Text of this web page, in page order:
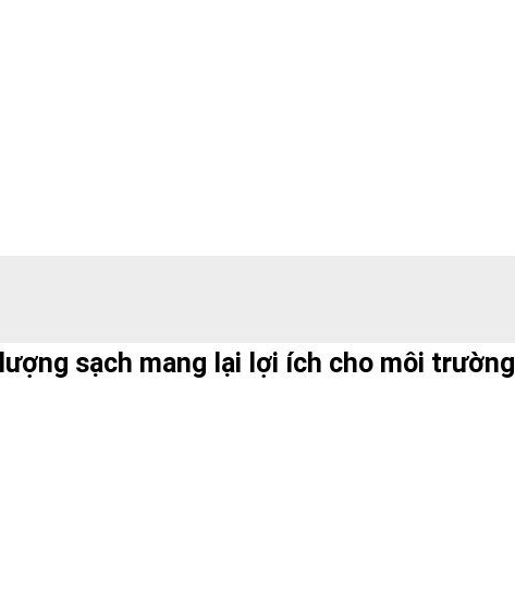
sạch mang lại lợi ích cho môi trường